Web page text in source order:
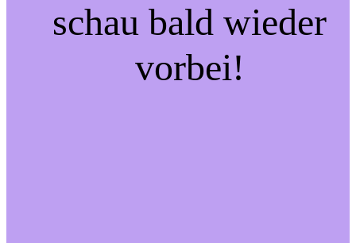
schau bald wieder
vorbei!